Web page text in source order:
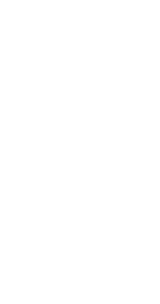
CEE,